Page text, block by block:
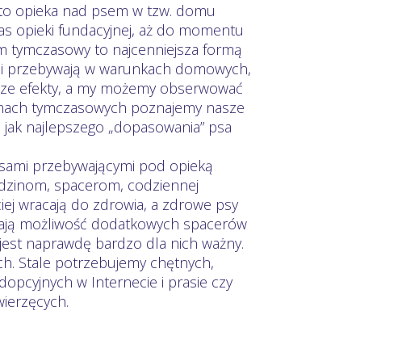
opieka nad psem w tzw. domu
opieki fundacyjnej, aż do momentu
tymczasowy to najcenniejsza formą
w warunkach domowych,
efekty, a my możemy obserwować
tymczasowych poznajemy nasze
najlepszego „dopasowania” psa
przebywającymi pod opieką
spacerom, codziennej
wracają do zdrowia, a zdrowe psy
możliwość dodatkowych spacerów
naprawdę bardzo dla nich ważny.
Stale potrzebujemy chętnych,
w Internecie i prasie czy